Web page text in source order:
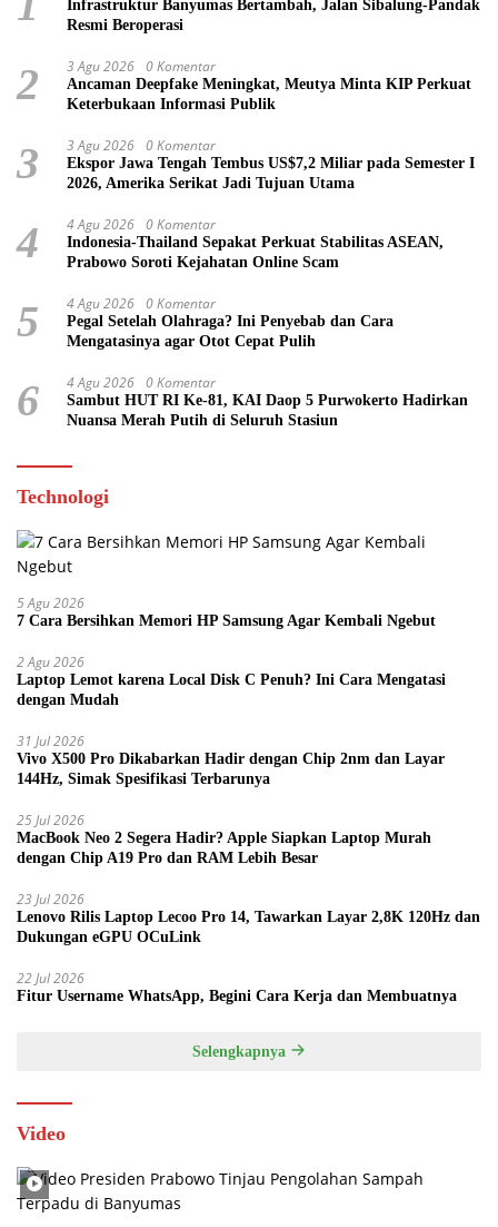
Infrastruktur Banyumas Bertambah, Jalan Sibalung-Pandak
Resmi Beroperasi
2 3 Agu 2026 0 Komentar
Ancaman Deepfake Meningkat, Meutya Minta KIP Perkuat
Keterbukaan Informasi Publik
3 3 Agu 2026 0 Komentar
Ekspor Jawa Tengah Tembus US$7,2 Miliar pada Semester I
2026, Amerika Serikat Jadi Tujuan Utama
4 4 Agu 2026 0 Komentar
Indonesia-Thailand Sepakat Perkuat Stabilitas ASEAN,
Prabowo Soroti Kejahatan Online Scam
5 4 Agu 2026 0 Komentar
Pegal Setelah Olahraga? Ini Penyebab dan Cara
Mengatasinya agar Otot Cepat Pulih
6 4 Agu 2026 0 Komentar
Sambut HUT RI Ke-81, KAI Daop 5 Purwokerto Hadirkan
Nuansa Merah Putih di Seluruh Stasiun
Technologi
5 Agu 2026
7 Cara Bersihkan Memori HP Samsung Agar Kembali Ngebut
2 Agu 2026
Laptop Lemot karena Local Disk C Penuh? Ini Cara Mengatasi
dengan Mudah
31 Jul 2026
Vivo X500 Pro Dikabarkan Hadir dengan Chip 2nm dan Layar
144Hz, Simak Spesifikasi Terbarunya
25 Jul 2026
MacBook Neo 2 Segera Hadir? Apple Siapkan Laptop Murah
dengan Chip A19 Pro dan RAM Lebih Besar
23 Jul 2026
Lenovo Rilis Laptop Lecoo Pro 14, Tawarkan Layar 2,8K 120Hz dan
Dukungan eGPU OCuLink
22 Jul 2026
Fitur Username WhatsApp, Begini Cara Kerja dan Membuatnya
Selengkapnya
Video